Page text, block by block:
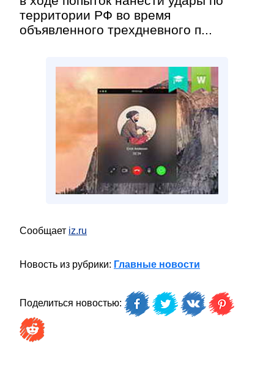
территории РФ во время
объявленного трехдневного п...
Сообщает iz.ru
Новость из рубрики: Главные новости
Поделиться новостью: